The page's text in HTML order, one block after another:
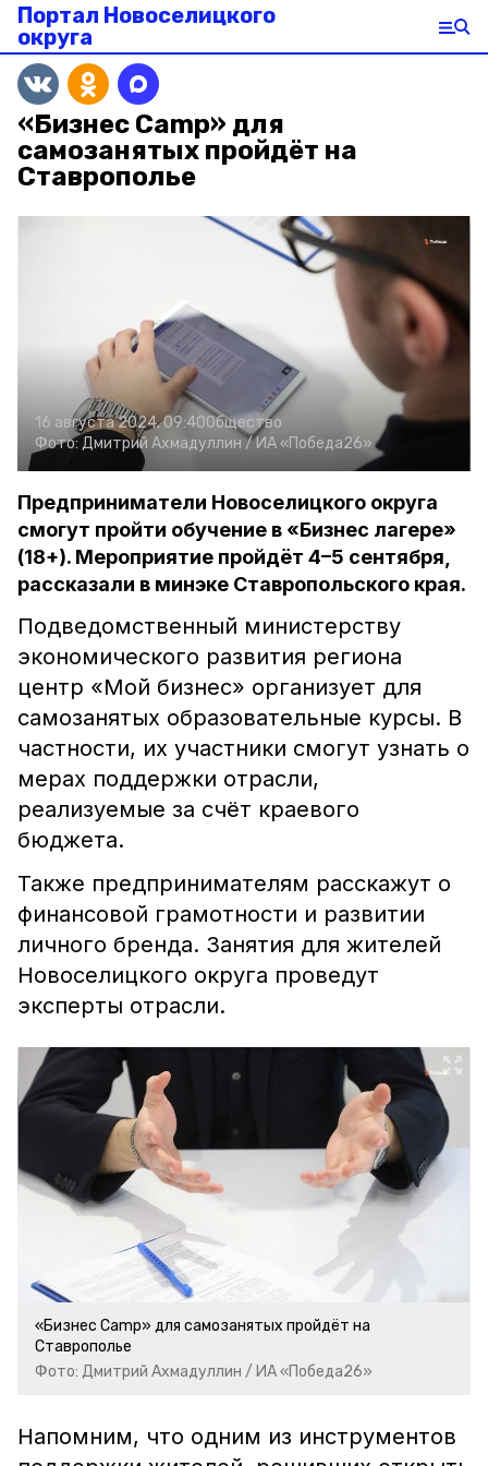
Портал Новоселицкого
округа
«Бизнес Camp» для
самозанятых пройдёт на
Ставрополье
16 августа 2024, 09:40Общество
Фото: Дмитрий Ахмадуллин / ИА «Победа26»
Предприниматели Новоселицкого округа
смогут пройти обучение в «Бизнес лагере»
(18+). Мероприятие пройдёт 4–5 сентября,
рассказали в минэке Ставропольского края.
Подведомственный министерству
экономического развития региона
центр «Мой бизнес» организует для
самозанятых образовательные курсы. В
частности, их участники смогут узнать о
мерах поддержки отрасли,
реализуемые за счёт краевого
бюджета.
Также предпринимателям расскажут о
финансовой грамотности и развитии
личного бренда. Занятия для жителей
Новоселицкого округа проведут
эксперты отрасли.
«Бизнес Camp» для самозанятых пройдёт на
Ставрополье
Фото: Дмитрий Ахмадуллин / ИА «Победа26»
Напомним, что одним из инструментов